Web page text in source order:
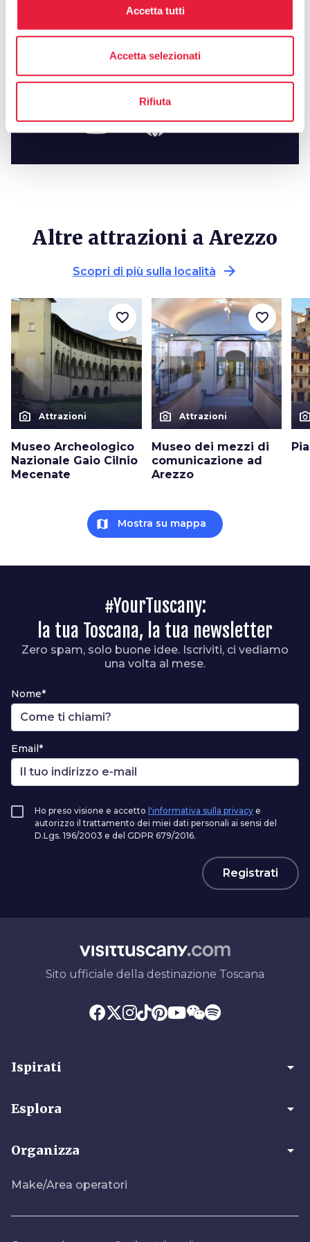
Accetta tutti
Accetta selezionati
Rifiuta
Bruschi
Segui sui social
Altre attrazioni a Arezzo
Scopri di più sulla località arrow_forward
photo_camera Attrazioni
Museo Archeologico
Nazionale Gaio Cilnio
Mecenate
favorite_border
photo_camera Attrazioni
Museo dei mezzi di
comunicazione ad
Arezzo
favorite_border
map Mostra su mappa
#YourTuscany:
la tua Toscana, la tua newsletter
Zero spam, solo buone idee. Iscriviti, ci vediamo
una volta al mese.
Nome*
Email*
Ho preso visione e accetto l'informativa sulla privacy e
autorizzo il trattamento dei miei dati personali ai sensi del
D.Lgs. 196/2003 e del GDPR 679/2016.
Registrati
Sito ufficiale della destinazione Toscana
Ispirati arrow_drop_down
Esplora arrow_drop_down
Organizza arrow_drop_down
Make/Area operatori